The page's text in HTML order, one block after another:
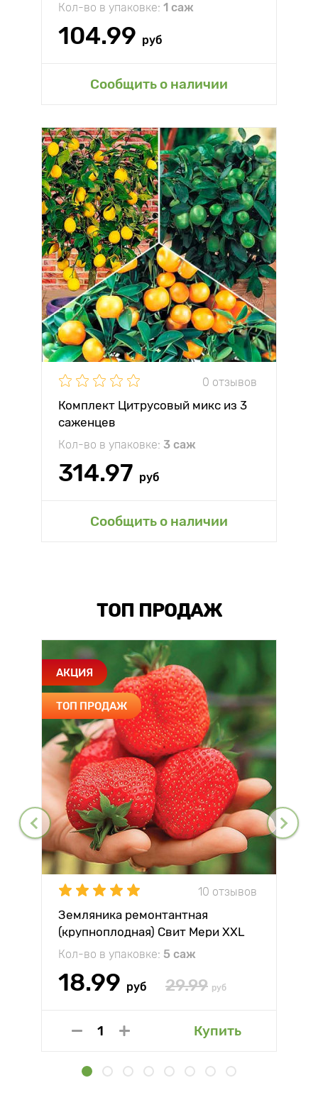
Кол-во в упаковке: 1 саж
104.99 руб
Сообщить о наличии
0 отзывов
Комплект Цитрусовый микс из 3
саженцев
Кол-во в упаковке: 3 саж
314.97 руб
Сообщить о наличии
ТОП ПРОДАЖ
АКЦИЯ
ТОП ПРОДАЖ
10 отзывов
Земляника ремонтантная
(крупноплодная) Свит Мери XXL
Кол-во в упаковке: 5 саж
18.99 руб 29.99 руб
Купить